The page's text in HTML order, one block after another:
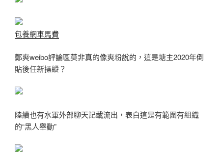
包養網車馬費
鄭爽weibo評論區莫非真的像爽粉說的，這是塘主2020年倒
貼後任新操縱？
陸續也有水軍外部聊天記載流出，表白這是有範圍有組織
的“黑人舉動”